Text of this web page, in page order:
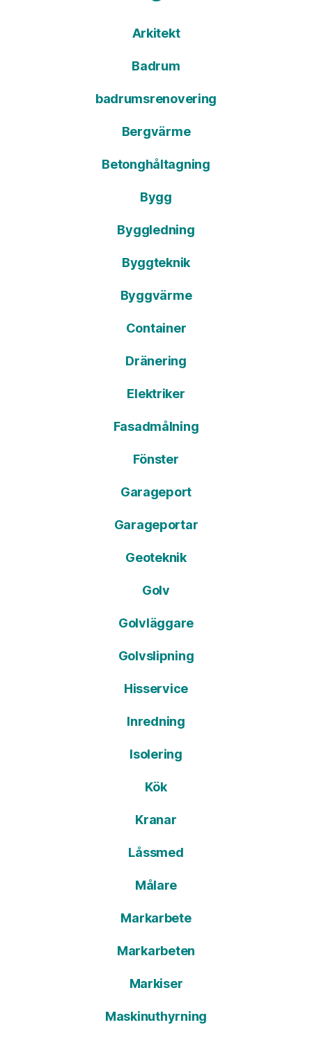
Arkitekt
Badrum
badrumsrenovering
Bergvärme
Betonghåltagning
Bygg
Byggledning
Byggteknik
Byggvärme
Container
Dränering
Elektriker
Fasadmålning
Fönster
Garageport
Garageportar
Geoteknik
Golv
Golvläggare
Golvslipning
Hisservice
Inredning
Isolering
Kök
Kranar
Låssmed
Målare
Markarbete
Markarbeten
Markiser
Maskinuthyrning